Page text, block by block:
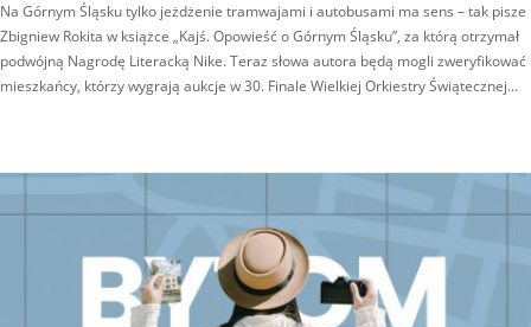
Na Górnym Śląsku tylko jeżdżenie tramwajami i autobusami ma sens – tak pisze
Zbigniew Rokita w książce „Kajś. Opowieść o Górnym Śląsku”, za którą otrzymał
podwójną Nagrodę Literacką Nike. Teraz słowa autora będą mogli zweryfikować
mieszkańcy, którzy wygrają aukcje w 30. Finale Wielkiej Orkiestry Świątecznej…